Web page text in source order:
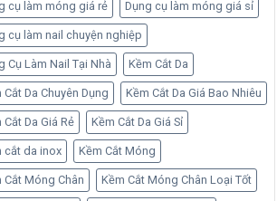
cụ làm móng giá rẻ Dụng cụ làm móng giá sỉ
cụ làm nail chuyện nghiệp
Cụ Làm Nail Tại Nhà Kềm Cắt Da
Cắt Da Chuyên Dụng Kềm Cắt Da Giá Bao Nhiêu
Cắt Da Giá Rẻ Kềm Cắt Da Giá Sỉ
cắt da inox Kềm Cắt Móng
Cắt Móng Chân Kềm Cắt Móng Chân Loại Tốt